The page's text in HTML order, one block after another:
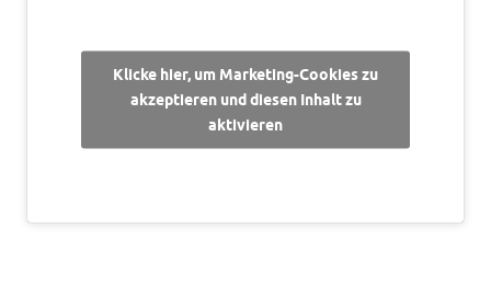
Klicke hier, um Marketing-Cookies zu
akzeptieren und diesen Inhalt zu
aktivieren